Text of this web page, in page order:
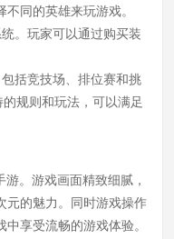
同的英雄来玩游戏。
。玩家可以通过购买装
括竞技场、排位赛和挑
规则和玩法，可以满足
。游戏画面精致细腻，
元的魅力。同时游戏操作
享受流畅的游戏体验。